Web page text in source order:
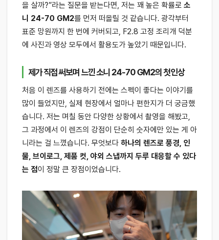
을 살까?”라는 질문을 받는다면, 저는 꽤 높은 확률로 소
니 24-70 GM2를 먼저 떠올릴 것 같습니다. 광각부터
표준 망원까지 한 번에 커버되고, F2.8 고정 조리개 덕분
에 사진과 영상 모두에서 활용도가 높았기 때문입니다.
제가 직접 써보며 느낀 소니 24-70 GM2의 첫인상
처음 이 렌즈를 사용하기 전에는 스펙이 좋다는 이야기를
많이 들었지만, 실제 현장에서 얼마나 편한지가 더 궁금했
습니다. 저는 며칠 동안 다양한 상황에서 촬영을 해봤고,
그 과정에서 이 렌즈의 강점이 단순히 숫자에만 있는 게 아
니라는 걸 느꼈습니다. 무엇보다 하나의 렌즈로 풍경, 인
물, 브이로그, 제품 컷, 야외 스냅까지 두루 대응할 수 있다
는 점이 정말 큰 장점이었습니다.